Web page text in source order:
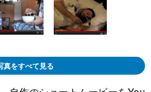
真をすべて見る